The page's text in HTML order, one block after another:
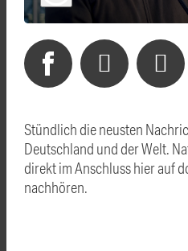
Stündlich die neusten
Deutschland und der Welt.
direkt im Anschluss hier auf
nachhören.